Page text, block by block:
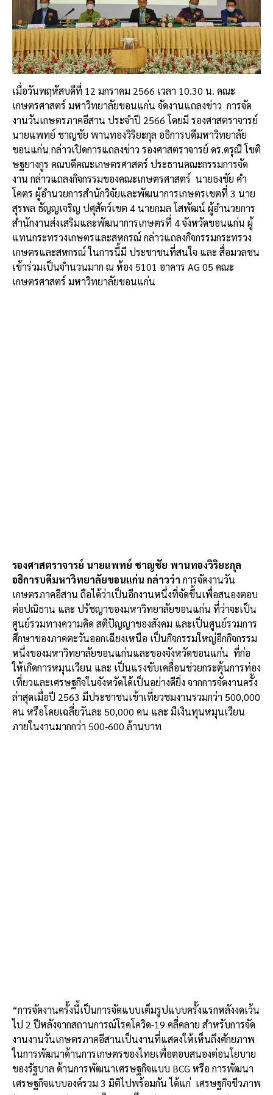
เมื่อวันพฤหัสบดีที่ 12 มกราคม 2566 เวลา 10.30 น. คณะ
เกษตรศาสตร์ มหาวิทยาลัยขอนแก่น จัดงานแถลงข่าว การจัด
งานวันเกษตรภาคอีสาน ประจำปี 2566 โดยมี รองศาสตราจารย์
นายแพทย์ ชาญชัย พานทองวิริยะกุล อธิการบดีมหาวิทยาลัย
ขอนแก่น กล่าวเปิดการแถลงข่าว รองศาสตราจารย์ ดร.ดรุณี โชติ
ษฐยางกูร คณบดีคณะเกษตรศาสตร์ ประธานคณะกรรมการจัด
งาน กล่าวแถลงกิจกรรมของคณะเกษตรศาสตร์ นายธงชัย คำ
โคตร ผู้อำนวยการสำนักวิจัยและพัฒนาการเกษตรเขตที่ 3 นาย
สุรพล ธัญญเจริญ ปศุสัตว์เขต 4 นายกมล โสพัฒน์ ผู้อำนวยการ
สำนักงานส่งเสริมและพัฒนาการเกษตรที่ 4 จังหวัดขอนแก่น ผู้
แทนกระทรวงเกษตรและสหกรณ์ กล่าวแถลงกิจกรรมกระทรวง
เกษตรและสหกรณ์ ในการนี้มี ประชาชนที่สนใจ และ สื่อมวลชน
เข้าร่วมเป็นจำนวนมาก ณ ห้อง 5101 อาคาร AG 05 คณะ
เกษตรศาสตร์ มหาวิทยาลัยขอนแก่น
รองศาสตราจารย์ นายแพทย์ ชาญชัย พานทองวิริยะกุล
อธิการบดีมหาวิทยาลัยขอนแก่น กล่าวว่า การจัดงานวัน
เกษตรภาคอีสาน ถือได้ว่าเป็นอีกงานหนึ่งที่จัดขึ้นเพื่อสนองตอบ
ต่อปณิธาน และ ปรัชญาของมหาวิทยาลัยขอนแก่น ที่ว่าจะเป็น
ศูนย์รวมทางความคิด สติปัญญาของสังคม และเป็นศูนย์รวมการ
ศึกษาของภาคตะวันออกเฉียงเหนือ เป็นกิจกรรมใหญ่อีกกิจกรรม
หนึ่งของมหาวิทยาลัยขอนแก่นและของจังหวัดขอนแก่น ที่ก่อ
ให้เกิดการหมุนเวียน และ เป็นแรงขับเคลื่อนช่วยกระตุ้นการท่อง
เที่ยวและเศรษฐกิจในจังหวัดได้เป็นอย่างดียิ่ง จากการจัดงานครั้ง
ล่าสุดเมื่อปี 2563 มีประชาชนเข้าเที่ยวชมงานรวมกว่า 500,000
คน หรือโดยเฉลี่ยวันละ 50,000 คน และ มีเงินทุนหมุนเวียน
ภายในงานมากกว่า 500-600 ล้านบาท
“การจัดงานครั้งนี้เป็นการจัดแบบเต็มรูปแบบครั้งแรกหลังงดเว้น
ไป 2 ปีหลังจากสถานการณ์โรคโควิด-19 คลี่คลาย สำหรับการจัด
งานงานวันเกษตรภาคอีสานเป็นงานที่แสดงให้เห็นถึงศักยภาพ
ในการพัฒนาด้านการเกษตรของไทยเพื่อตอบสนองต่อนโยบาย
ของรัฐบาล ด้านการพัฒนาเศรษฐกิจแบบ BCG หรือ การพัฒนา
เศรษฐกิจแบบองค์รวม 3 มิติไปพร้อมกัน ได้แก่ เศรษฐกิจชีวภาพ